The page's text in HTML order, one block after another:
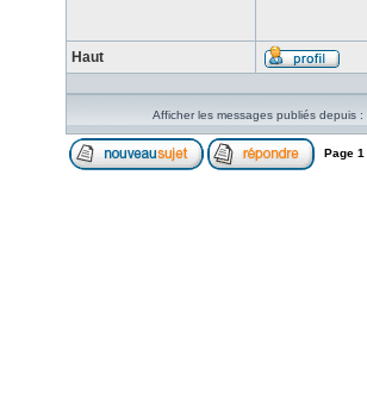
Haut
Afficher les messages publiés depuis :
Page 1